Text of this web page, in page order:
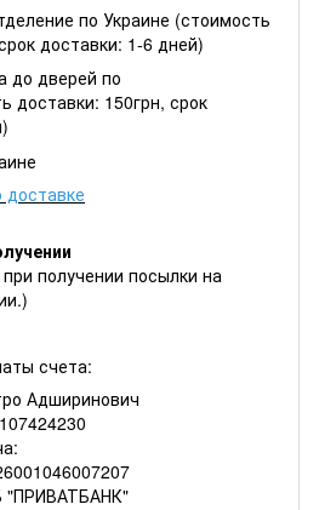
по Украине (стоимость
доставки: 1-6 дней)
до дверей по
доставки: 150грн, срок
получении посылки на
счета:
Адширинович
"ПРИВАТБАНК"